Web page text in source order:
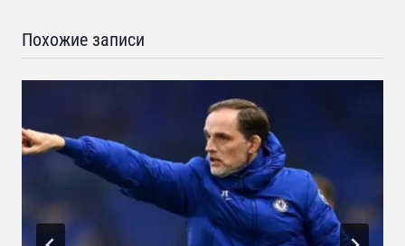
Похожие записи